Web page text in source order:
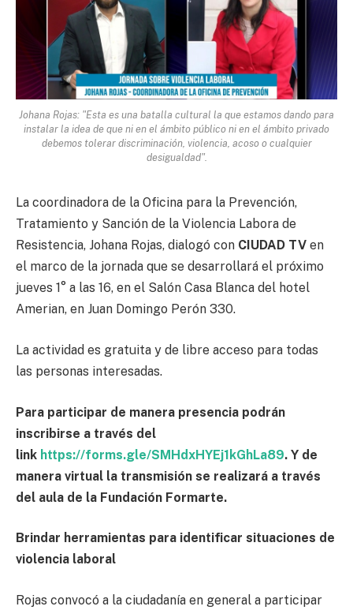
Johana Rojas: "Esta es una batalla cultural la que estamos dando para
instalar la idea de que ni en el ámbito público ni en el ámbito privado
debemos tolerar discriminación, violencia, acoso o cualquier
desigualdad".
La coordinadora de la Oficina para la Prevención,
Tratamiento y Sanción de la Violencia Labora de
Resistencia, Johana Rojas, dialogó con CIUDAD TV en
el marco de la jornada que se desarrollará el próximo
jueves 1° a las 16, en el Salón Casa Blanca del hotel
Amerian, en Juan Domingo Perón 330.
La actividad es gratuita y de libre acceso para todas
las personas interesadas.
Para participar de manera presencia podrán
inscribirse a través del
link https://forms.gle/SMHdxHYEj1kGhLa89. Y de
manera virtual la transmisión se realizará a través
del aula de la Fundación Formarte.
Brindar herramientas para identificar situaciones de
violencia laboral
Rojas convocó a la ciudadanía en general a participar